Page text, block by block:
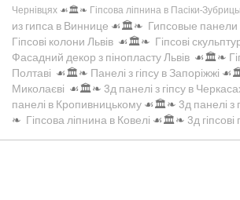
Чернівцях ☙🏛️❧ Гіпсова ліпнина в Пасіки-
из гипса в Виннице ☙🏛️❧ Гипсовые
Гіпсові колони Львів ☙🏛️❧ Гіпсові
Фасадний декор з пінопласту Львів ☙🏛️❧
Полтаві ☙🏛️❧ Панелі з гіпсу в Запоріжжі
Миколаєві ☙🏛️❧ 3д панелі з гіпсу в
панелі в Кропивницькому ☙🏛️❧ 3д панелі з
❧ Гіпсова ліпнина в Ковелі ☙🏛️❧ 3д гіпсові